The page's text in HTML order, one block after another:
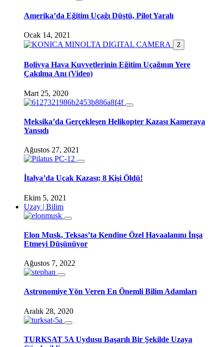
Amerika’da Eğitim Uçağı Düştü, Pilot Yaralı
Ocak 14, 2021
2
Bolivya Hava Kuvvetlerinin Eğitim Uçağının Yere
Çakılma Anı (Video)
Mart 25, 2020
Meksika’da Gerçekleşen Helikopter Kazası Kameraya
Yansıdı
Ağustos 27, 2021
İtalya’da Uçak Kazası; 8 Kişi Öldü!
Ekim 5, 2021
Uzay | Bilim
Elon Musk, Teksas’ta Kendine Özel Havaalanını İnşa
Etmeyi Düşünüyor
Ağustos 7, 2022
Astronomiye Yön Veren En Önemli Bilim Adamları
Aralık 28, 2020
TURKSAT 5A Uydusu Başarılı Bir Şekilde Uzaya